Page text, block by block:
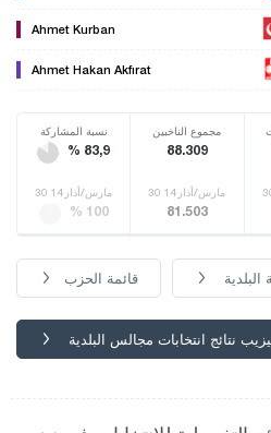
Ahmet Kurban
Ahmet Hakan Akfırat
نسبة المشاركة
% 83,9
مجموع الناخبين
88.309
30 مارس/أذار14
% 100
30 مارس/أذار14
81.503
قائمة الحزب
نتائج انتخابات مجالس البلدية